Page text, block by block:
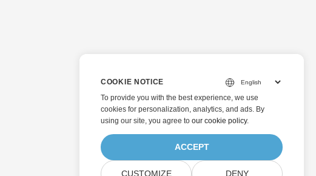
COOKIE NOTICE
To provide you with the best experience, we use
cookies for personalization, analytics, and ads. By
using our site, you agree to our cookie policy.
ACCEPT
CUSTOMIZE DENY